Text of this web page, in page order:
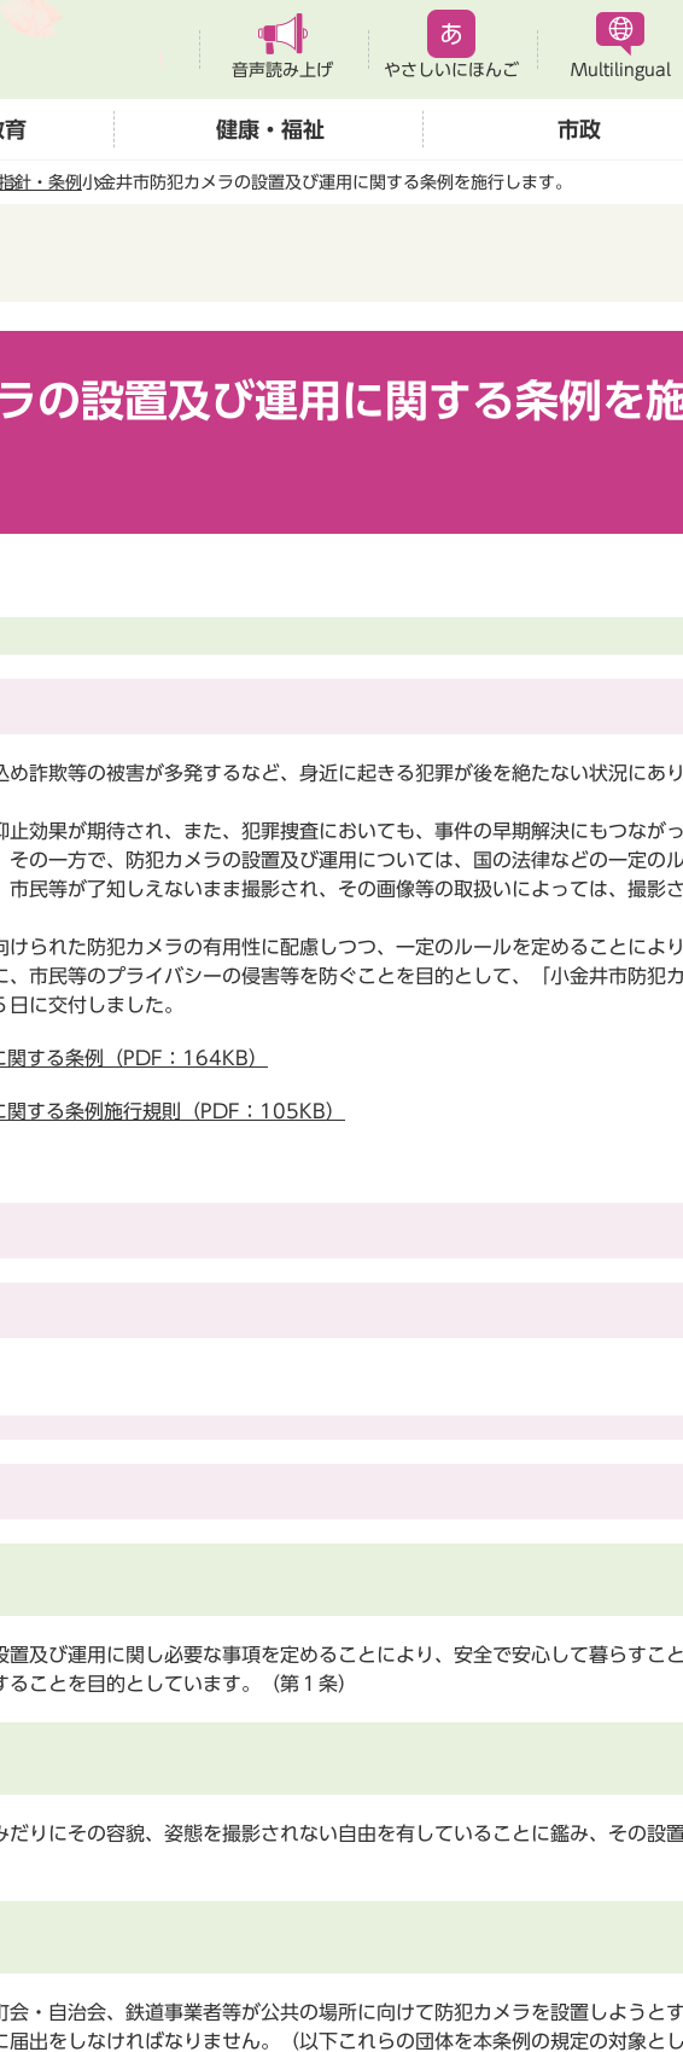
音声読み上げ やさしいにほんご Multilingual
育 健康・福祉 市政
針・条例 小金井市防犯カメラの設置及び運用に関する条例を施行します。
の設置及び運用に関する条例を
詐欺等の被害が多発するなど、身近に起きる犯罪が後を絶たない状況にあ
効果が期待され、また、犯罪捜査においても、事件の早期解決にもつなが
の一方で、防犯カメラの設置及び運用については、国の法律などの一定の
民等が了知しえないまま撮影され、その画像等の取扱いによっては、撮影
られた防犯カメラの有用性に配慮しつつ、一定のルールを定めることによ
市民等のプライバシーの侵害等を防ぐことを目的として、「小金井市防犯
に交付しました。
する条例（PDF：164KB）
する条例施行規則（PDF：105KB）
及び運用に関し必要な事項を定めることにより、安全で安心して暮らすこ
ことを目的としています。（第１条）
りにその容貌、姿態を撮影されない自由を有していることに鑑み、その設
・自治会、鉄道事業者等が公共の場所に向けて防犯カメラを設置しようと
出をしなければなりません。（以下これらの団体を本条例の規定の対象と